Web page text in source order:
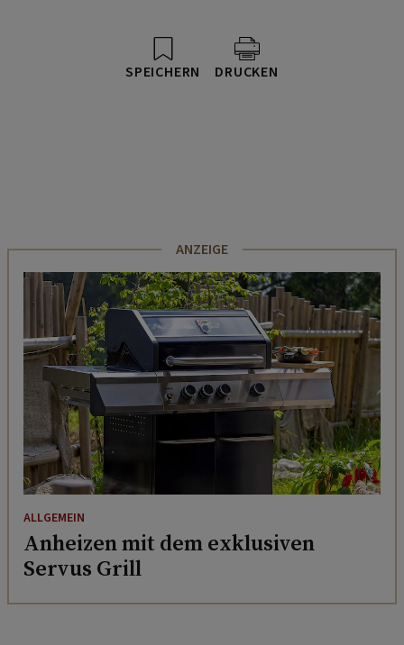
SPEICHERN DRUCKEN
ANZEIGE
ALLGEMEIN
Anheizen mit dem exklusiven
Servus Grill